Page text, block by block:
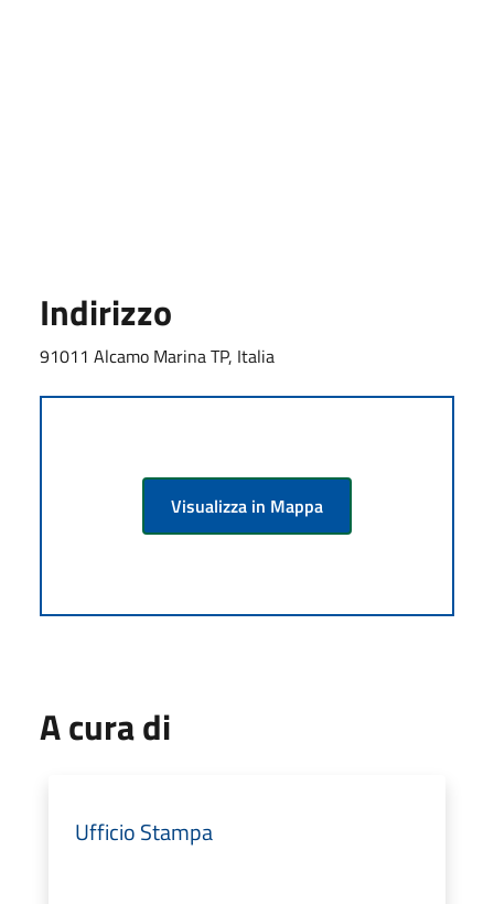
Indirizzo
91011 Alcamo Marina TP, Italia
Visualizza in Mappa
A cura di
Ufficio Stampa